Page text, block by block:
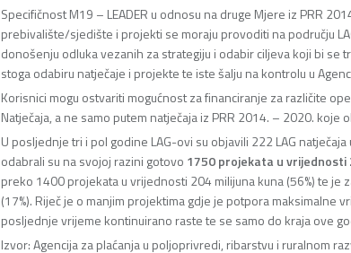
Specifičnost M19 – LEADER u odnosu na druge Mjere iz PRR
prebivalište/sjedište i projekti se moraju provoditi na području
donošenju odluka vezanih za strategiju i odabir ciljeva koji bi se
stoga odabiru natječaje i projekte te iste šalju na kontrolu u
Korisnici mogu ostvariti mogućnost za financiranje za različite
Natječaja, a ne samo putem natječaja iz PRR 2014. – 2020. koje
U posljednje tri i pol godine LAG-ovi su objavili 222 LAG
odabrali su na svojoj razini gotovo 1750 projekata u vrijednosti
preko 1400 projekata u vrijednosti 204 milijuna kuna (56%) te
(17%). Riječ je o manjim projektima gdje je potpora maksimalne
posljednje vrijeme kontinuirano raste te se samo do kraja ove
Izvor: Agencija za plaćanja u poljoprivredi, ribarstvu i ruralnom